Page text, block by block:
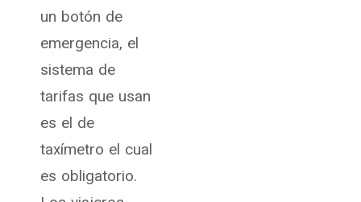
un botón de
emergencia, el
sistema de
tarifas que usan
es el de
taxímetro el cual
es obligatorio.